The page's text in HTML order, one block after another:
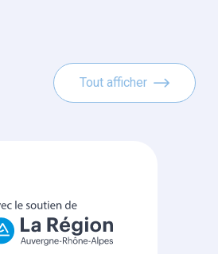
Tout afficher